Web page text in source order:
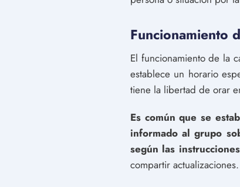
Funcionamiento
El funcionamiento de la
establece un horario
tiene la libertad de orar
Es común que se
informado al grupo
según las
compartir actualizaciones.